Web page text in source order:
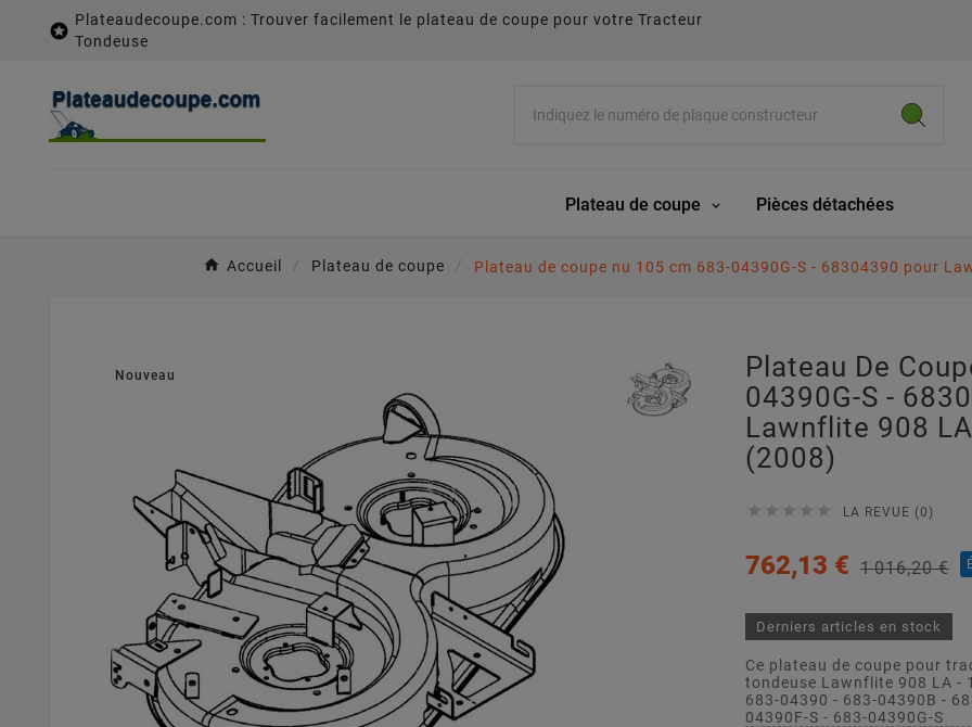

Plateaudecoupe.com : Trouver facilement le plateau de coupe pour votre Tracteur
Tondeuse
Plateau de coupe Pièces détachées
Accueil Plateau de coupe Plateau de coupe nu 105 cm 683-04390G-S - 68304390 pour
Nouveau
Plateau De
04390G-S -
Lawnflite 908
(2008)
     LA REVUE (0)
762,13 € 1 016,20 €
Derniers articles en stock
Ce plateau de coupe pour
tondeuse Lawnflite 908 LA -
683-04390 - 683-04390B -
04390F-S - 683-04390G-S